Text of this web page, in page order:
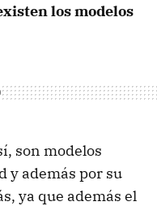
los modelos
son modelos
y además por su
ya que además el